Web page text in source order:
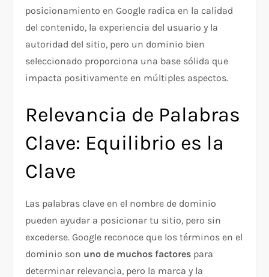
posicionamiento en Google radica en la calidad
del contenido, la experiencia del usuario y la
autoridad del sitio, pero un dominio bien
seleccionado proporciona una base sólida que
impacta positivamente en múltiples aspectos.​
Relevancia de Palabras
Clave: Equilibrio es la
Clave
Las palabras clave en el nombre de dominio
pueden ayudar a posicionar tu sitio, pero sin
excederse. Google reconoce que los términos en el
dominio son uno de muchos factores para
determinar relevancia, pero la marca y la